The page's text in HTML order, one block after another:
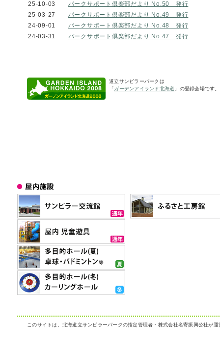
25-10-03 パークサポート倶楽部だより No.50 発行
25-03-27 パークサポート倶楽部だより No.49 発行
24-09-01 パークサポート倶楽部だより No.48 発行
24-03-31 パークサポート倶楽部だより No.47 発行
道立サンピラーパークは
「ガーデンアイランド北海道 」の登録会場です。
このサイトは、北海道立サンピラーパークの指定管理者・株式会社名寄振興公社が